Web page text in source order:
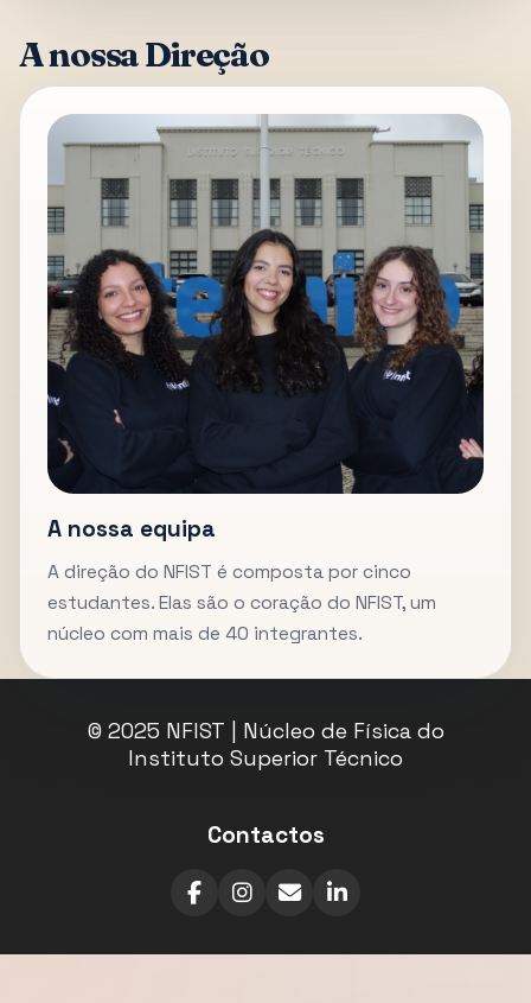
A nossa Direção
A nossa equipa
A direção do NFIST é composta por cinco
estudantes. Elas são o coração do NFIST, um
núcleo com mais de 40 integrantes.
© 2025 NFIST | Núcleo de Física do
Instituto Superior Técnico
Contactos